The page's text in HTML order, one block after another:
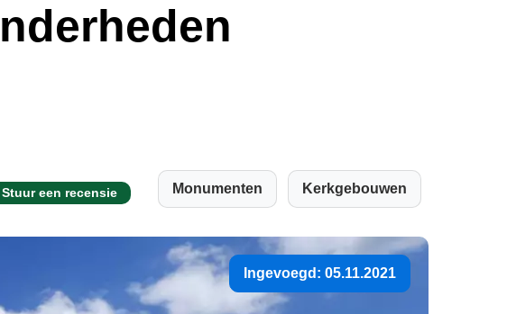
Stuur een recensie Monumenten Kerkgebouwen
Ingevoegd: 05.11.2021